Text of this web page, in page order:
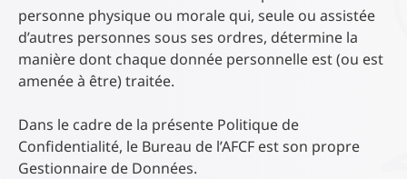
personne physique ou morale qui, seule ou assistée
d’autres personnes sous ses ordres, détermine la
manière dont chaque donnée personnelle est (ou est
amenée à être) traitée.
Dans le cadre de la présente Politique de
Confidentialité, le Bureau de l’AFCF est son propre
Gestionnaire de Données.